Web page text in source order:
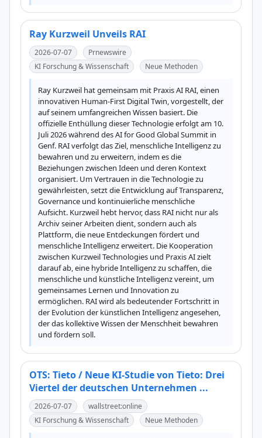
Ray Kurzweil Unveils RAI
2026-07-07
Prnewswire
KI Forschung & Wissenschaft
Neue Methoden
Ray Kurzweil hat gemeinsam mit Praxis AI RAI, einen
innovativen Human-First Digital Twin, vorgestellt, der
auf seinem umfangreichen Wissen basiert. Die
offizielle Enthüllung dieser Technologie erfolgt am 10.
Juli 2026 während des AI for Good Global Summit in
Genf. RAI verfolgt das Ziel, menschliche Intelligenz zu
bewahren und zu erweitern, indem es die
Beziehungen zwischen Ideen und deren Kontext
organisiert. Um Vertrauen in die Technologie zu
gewährleisten, setzt die Entwicklung auf Transparenz,
Governance und kontinuierliche menschliche
Aufsicht. Kurzweil hebt hervor, dass RAI nicht nur als
Archiv seiner Arbeiten dient, sondern auch als
Plattform, die neue Entdeckungen fördert und
menschliche Intelligenz erweitert. Die Kooperation
zwischen Kurzweil Technologies und Praxis AI zielt
darauf ab, eine hybride Intelligenz zu schaffen, die
menschliche und künstliche Intelligenz vereint, um
gemeinsames Lernen und Innovation zu
ermöglichen. RAI wird als bedeutender Fortschritt in
der Evolution der künstlichen Intelligenz angesehen,
der das kollektive Wissen der Menschheit bewahren
und fördern soll.
OTS: Tieto / Neue KI-Studie von Tieto: Drei
Viertel der deutschen Unternehmen ...
2026-07-07
wallstreet:online
KI Forschung & Wissenschaft
Neue Methoden